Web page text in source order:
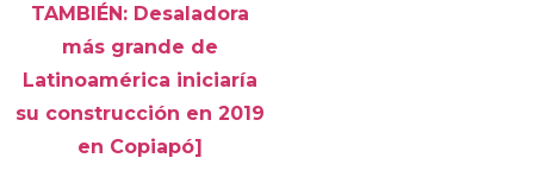
TAMBIÉN: Desaladora
más grande de
Latinoamérica iniciaría
su construcción en 2019
en Copiapó]